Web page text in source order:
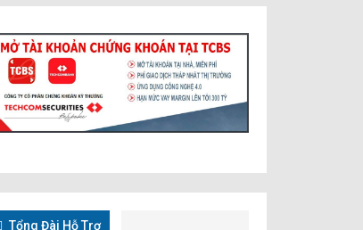
Tổng Đài Hỗ Trợ